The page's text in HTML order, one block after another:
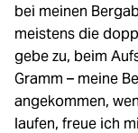
bei meinen
meistens die
gebe zu, beim
Gramm – meine
angekommen,
laufen, freue ich